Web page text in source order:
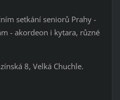
setkání seniorů Prahy -
- akordeon i kytara, různé
8, Velká Chuchle.